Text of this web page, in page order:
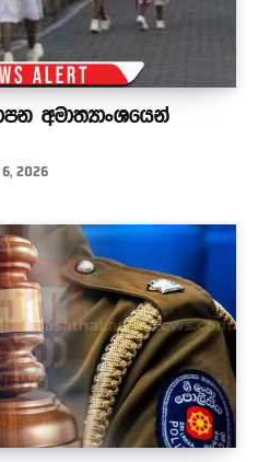
අමාත්‍යාංශයෙන්
2026